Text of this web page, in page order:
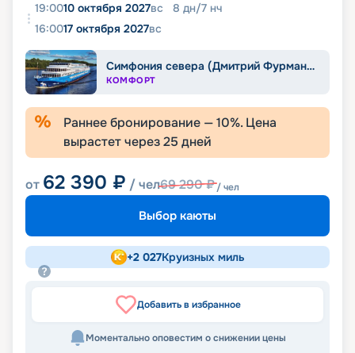
19:0010 октября 2027вс 8 дн/7 нч
16:0017 октября 2027вс
Симфония севера (Дмитрий Фурманов)
КОМФОРТ
Раннее бронирование —10%. Цена
вырастет через25 дней
от 62 390 ₽ / чел69 290₽/ чел
Выбор каюты
+2 027Круизных миль
Добавить в избранное
Моментально оповестим о снижении цены